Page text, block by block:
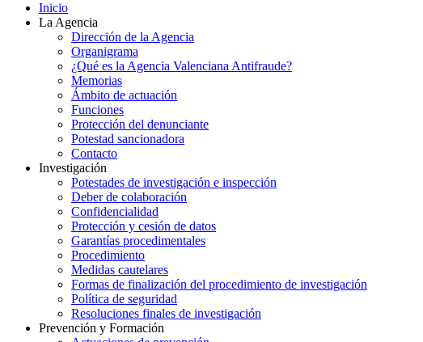
Inicio
La Agencia
Dirección de la Agencia
Organigrama
¿Qué es la Agencia Valenciana Antifraude?
Memorias
Ámbito de actuación
Funciones
Protección del denunciante
Potestad sancionadora
Contacto
Investigación
Potestades de investigación e inspección
Deber de colaboración
Confidencialidad
Protección y cesión de datos
Garantías procedimentales
Procedimiento
Medidas cautelares
Formas de finalización del procedimiento de investigación
Política de seguridad
Resoluciones finales de investigación
Prevención y Formación